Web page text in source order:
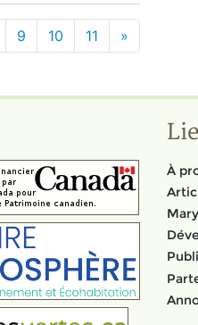
9 10 11 »
À